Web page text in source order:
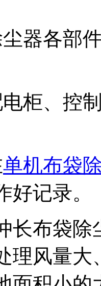
尘器各部
电柜、控
单机布袋
好记录。
长布袋
理风量大